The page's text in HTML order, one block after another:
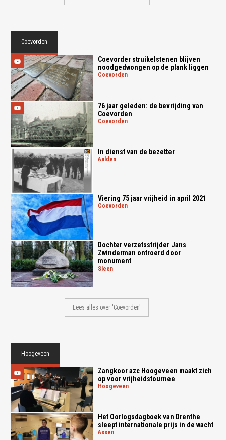
Coevorden
Coevorder struikelstenen blijven
noodgedwongen op de plank liggen
coevorden
76 jaar geleden: de bevrijding van
Coevorden
coevorden
In dienst van de bezetter
aalden
Viering 75 jaar vrijheid in april 2021
coevorden
Dochter verzetsstrijder Jans
Zwinderman ontroerd door
monument
sleen
Lees alles over 'Coevorden'
Hoogeveen
Zangkoor azc Hoogeveen maakt zich
op voor vrijheidstournee
hoogeveen
Het Oorlogsdagboek van Drenthe
sleept internationale prijs in de wacht
assen